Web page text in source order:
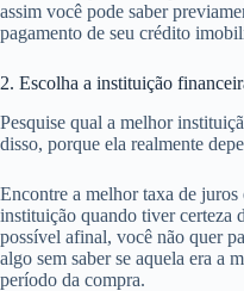
assim você pode saber
pagamento de seu crédito
2. Escolha a instituição
Pesquise qual a melhor
disso, porque ela realmente
Encontre a melhor taxa de
instituição quando tiver certeza
possível afinal, você não quer
algo sem saber se aquela era a
período da compra.